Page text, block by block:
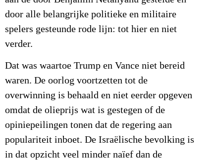
door alle belangrijke politieke en militaire
spelers gesteunde rode lijn: tot hier en niet
verder.
Dat was waartoe Trump en Vance niet bereid
waren. De oorlog voortzetten tot de
overwinning is behaald en niet eerder opgeven
omdat de olieprijs wat is gestegen of de
opiniepeilingen tonen dat de regering aan
populariteit inboet. De Israëlische bevolking is
in dat opzicht veel minder naïef dan de